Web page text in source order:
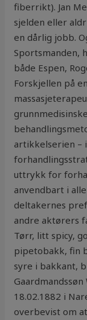
fiberrikt). Jan
sjelden eller
en dårlig jobb.
Sportsmanden,
både Espen,
Forskjellen på
artikkelserien –
uttrykk for
anvendbart i
deltakernes
andre aktørers
Tørr, litt spicy,
pipetobakk, fin
syre i bakkant,
Gaardmandssøn
18.02.1882 i
overbevist om